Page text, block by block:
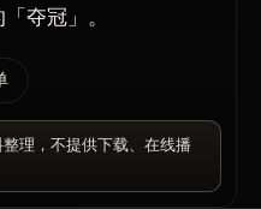
夺冠」。
理，不提供下载、在线播